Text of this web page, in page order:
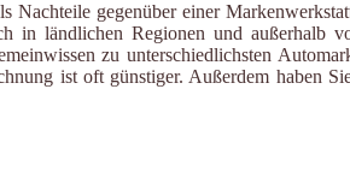
Nachteile gegenüber einer
in ländlichen Regionen und außerhalb
zu unterschiedlichsten
ist oft günstiger. Außerdem haben